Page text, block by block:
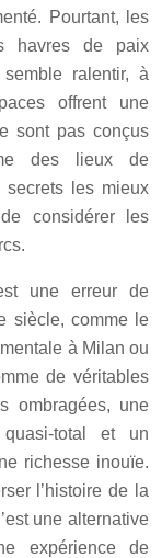
Pourtant, les
havres de paix
ralentir, à
offrent une
sont pas conçus
des lieux de
secrets les mieux
considérer les
une erreur de
siècle, comme le
à Milan ou
de véritables
ombragées, une
total et un
richesse inouïe.
l’histoire de la
une alternative
expérience de